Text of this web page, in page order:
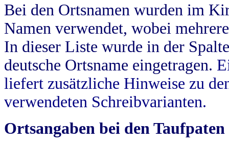
Bei den Ortsnamen wurden im
Namen verwendet, wobei
In dieser Liste wurde in der
deutsche Ortsname eingetragen.
liefert zusätzliche Hinweise zu
verwendeten Schreibvarianten.
Ortsangaben bei den Taufpaten